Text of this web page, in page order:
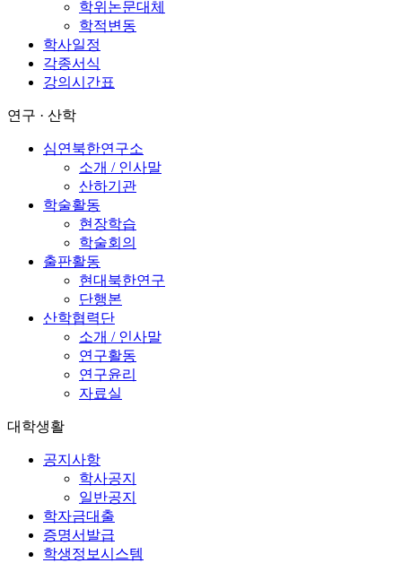
학위논문대체
학적변동
학사일정
각종서식
강의시간표
연구 · 산학
심연북한연구소
소개 / 인사말
산하기관
학술활동
현장학습
학술회의
출판활동
현대북한연구
단행본
산학협력단
소개 / 인사말
연구활동
연구윤리
자료실
대학생활
공지사항
학사공지
일반공지
학자금대출
증명서발급
학생정보시스템